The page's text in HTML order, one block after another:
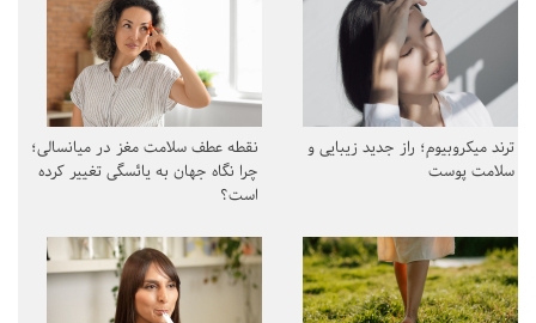
ترند میکروبیوم؛ راز جدید زیبایی و
سلامت پوست
نقطه عطف سلامت مغز در میانسالی؛
چرا نگاه جهان به یائسگی تغییر کرده
است؟